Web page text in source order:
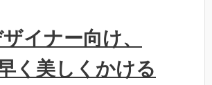
イナー向け、
く美しくかける